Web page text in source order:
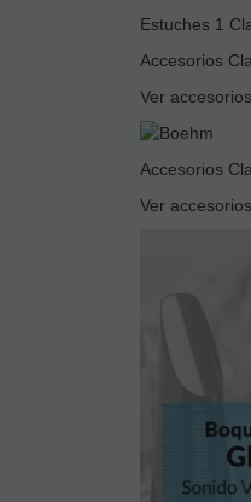
Estuches 1
Accesorios
Ver
Accesorios
Ver